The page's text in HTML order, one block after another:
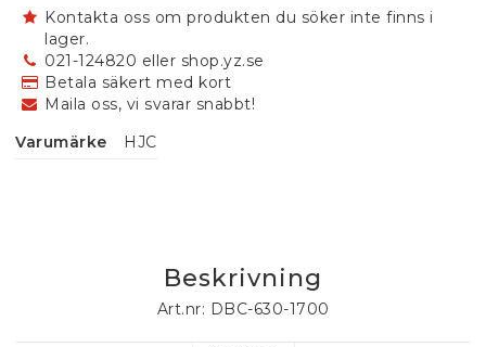
Kontakta oss om produkten du söker inte finns i
lager.
021-124820 eller shop.yz.se
Betala säkert med kort
Maila oss, vi svarar snabbt!
Varumärke
HJC
Beskrivning
Art.nr: DBC-630-1700